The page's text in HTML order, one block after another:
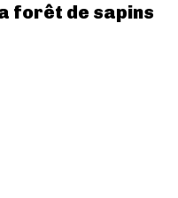
forêt de sapins